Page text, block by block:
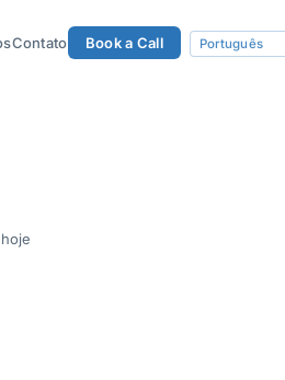
Contato Book a Call